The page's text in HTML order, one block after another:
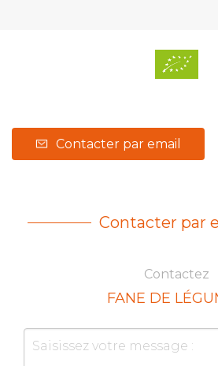
Contacter par email
Contacter par
Contactez
FANE DE